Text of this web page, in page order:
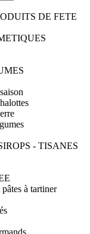
DE FETE
- TISANES
à tartiner